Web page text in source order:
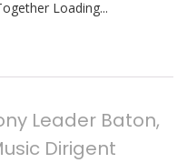
Loading...
Leader Baton,
Dirigent